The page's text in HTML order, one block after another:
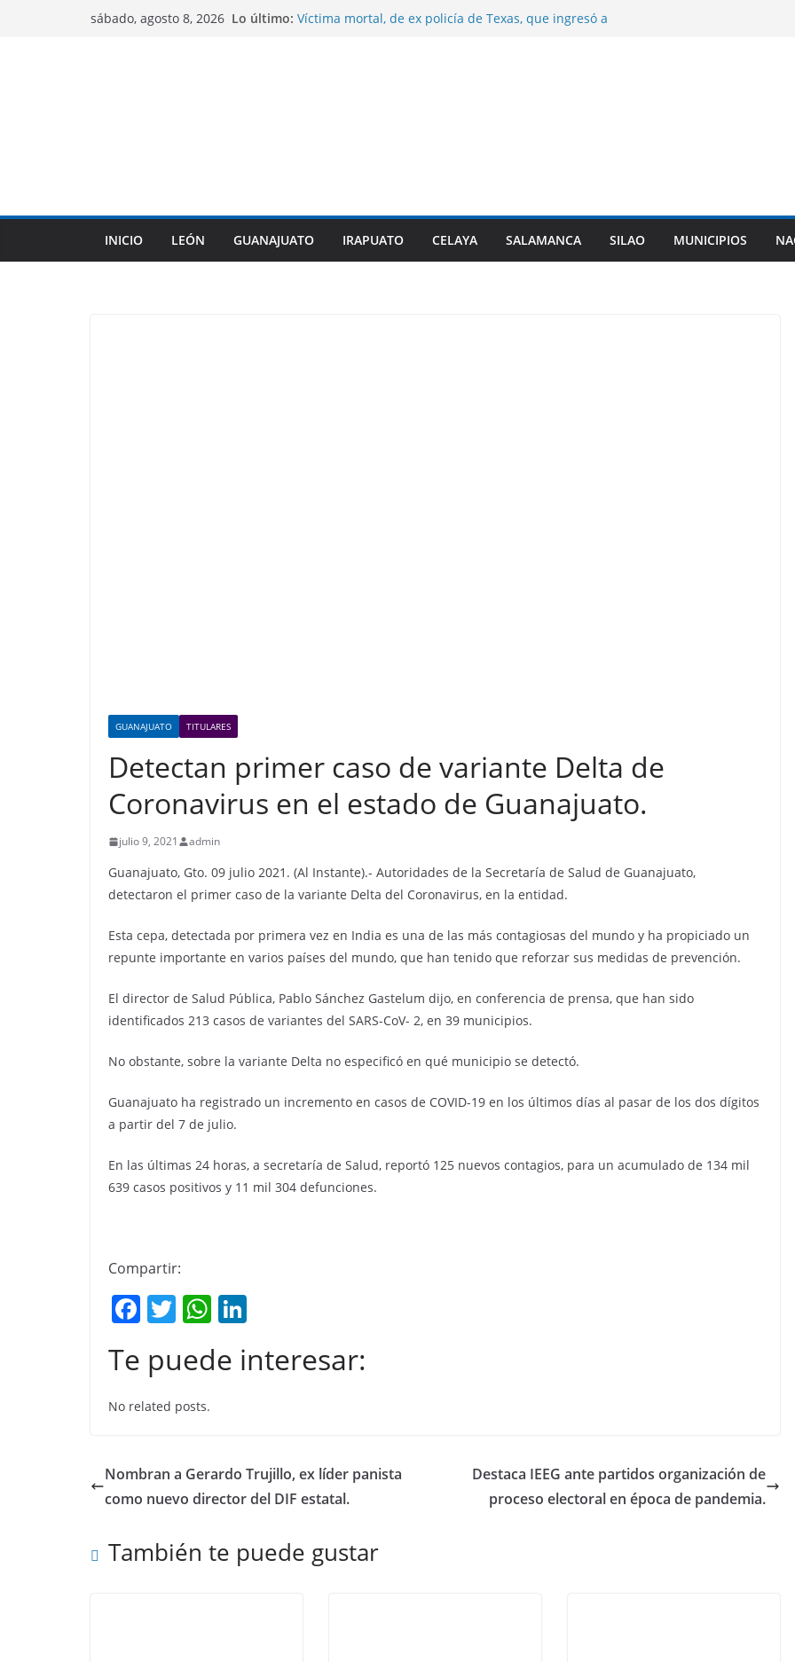
sábado, agosto 8, 2026 Lo último: Víctima mortal, de ex policía de Texas, que ingresó a
INICIO LEÓN GUANAJUATO IRAPUATO CELAYA SALAMANCA SILAO MUNICIPIOS
GUANAJUATO TITULARES
Detectan primer caso de variante Delta de
Coronavirus en el estado de Guanajuato.
julio 9, 2021 admin
Guanajuato, Gto. 09 julio 2021. (Al Instante).- Autoridades de la Secretaría de Salud de Guanajuato,
detectaron el primer caso de la variante Delta del Coronavirus, en la entidad.
Esta cepa, detectada por primera vez en India es una de las más contagiosas del mundo y ha propiciado un
repunte importante en varios países del mundo, que han tenido que reforzar sus medidas de prevención.
El director de Salud Pública, Pablo Sánchez Gastelum dijo, en conferencia de prensa, que han sido
identificados 213 casos de variantes del SARS-CoV- 2, en 39 municipios.
No obstante, sobre la variante Delta no especificó en qué municipio se detectó.
Guanajuato ha registrado un incremento en casos de COVID-19 en los últimos días al pasar de los dos dígitos
a partir del 7 de julio.
En las últimas 24 horas, a secretaría de Salud, reportó 125 nuevos contagios, para un acumulado de 134 mil
639 casos positivos y 11 mil 304 defunciones.
Compartir:
F
c
e
b
o
k
T
itt
er
W
at
p
k
Te puede interesar:
No related posts.
Nombran a Gerardo Trujillo, ex líder panista
como nuevo director del DIF estatal.
Destaca IEEG ante partidos organización de
proceso electoral en época de pandemia.
También te puede gustar